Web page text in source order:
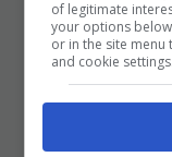
25
of legitimate
your options
or in the site
and cookie settings.